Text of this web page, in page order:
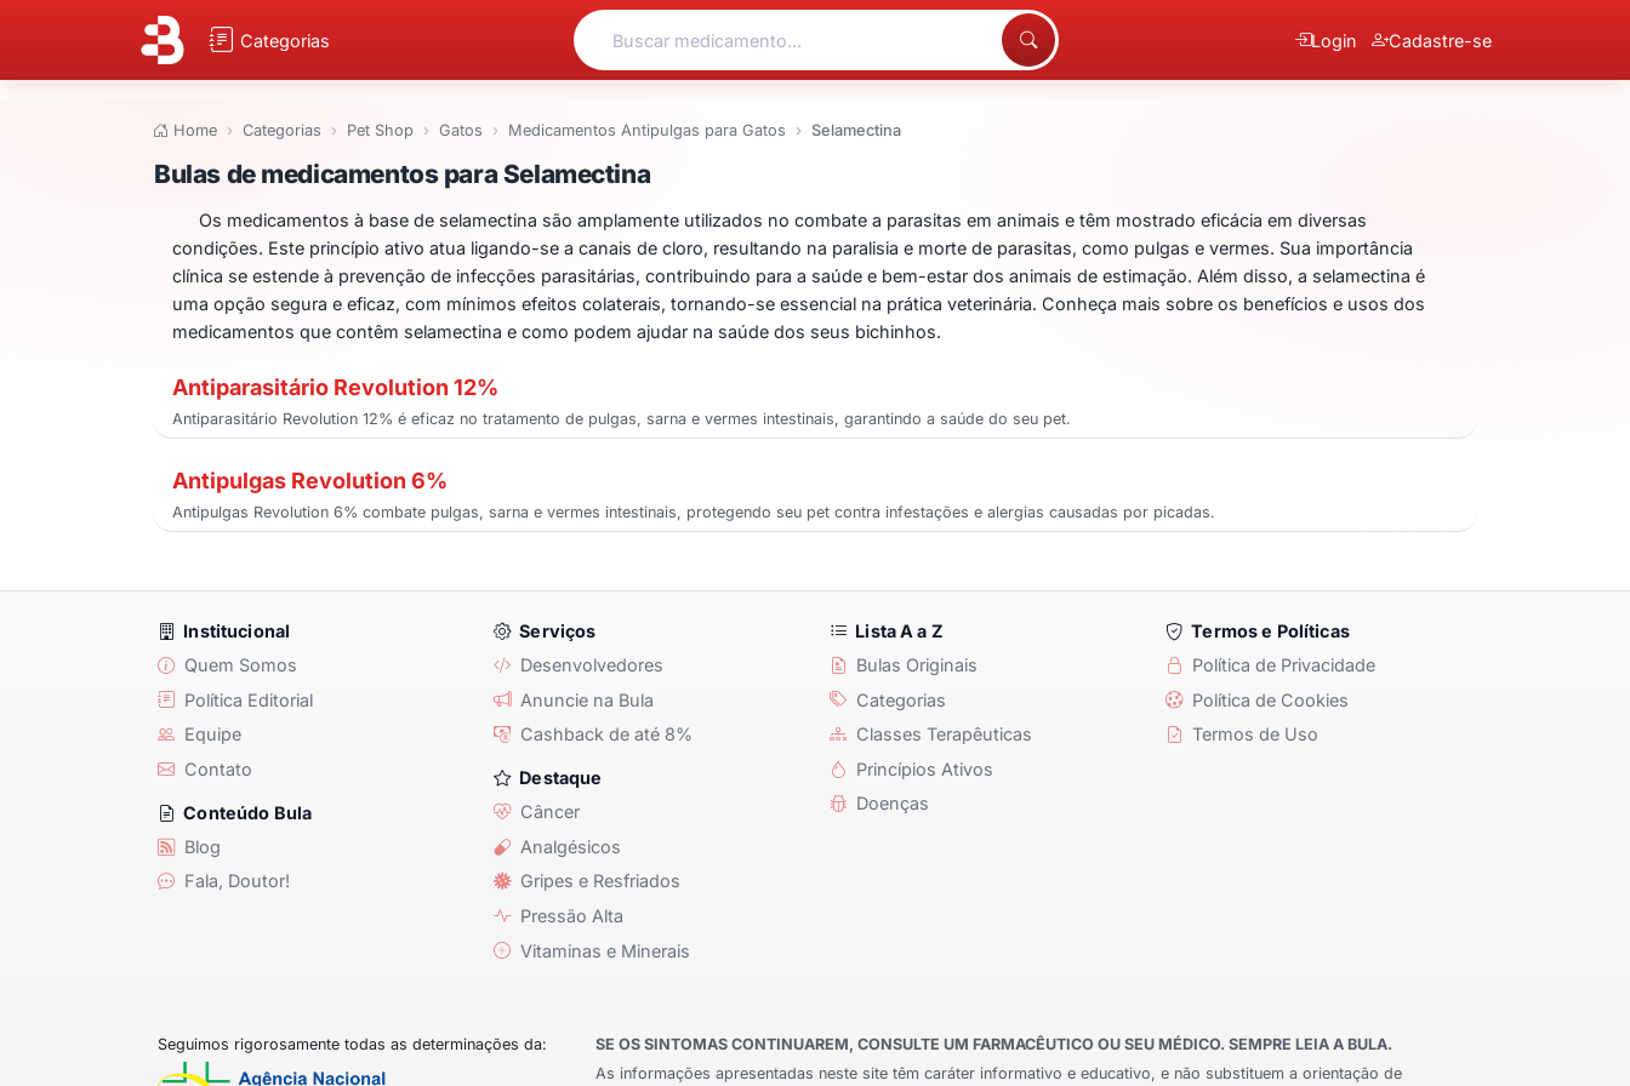
Categorias Login Cadastre-se
Home Categorias Pet Shop Gatos Medicamentos Antipulgas para Gatos Selamectina
Bulas de medicamentos para Selamectina
Bulas de medicamentos para Selamectina
Os medicamentos à base de selamectina são amplamente utilizados no combate a parasitas em animais e têm mostrado eficácia em diversas
condições. Este princípio ativo atua ligando-se a canais de cloro, resultando na paralisia e morte de parasitas, como pulgas e vermes. Sua importância
clínica se estende à prevenção de infecções parasitárias, contribuindo para a saúde e bem-estar dos animais de estimação. Além disso, a selamectina é
uma opção segura e eficaz, com mínimos efeitos colaterais, tornando-se essencial na prática veterinária. Conheça mais sobre os benefícios e usos dos
medicamentos que contêm selamectina e como podem ajudar na saúde dos seus bichinhos.
Antiparasitário Revolution 12%
Antiparasitário Revolution 12% é eficaz no tratamento de pulgas, sarna e vermes intestinais, garantindo a saúde do seu pet.
Antipulgas Revolution 6%
Antipulgas Revolution 6% combate pulgas, sarna e vermes intestinais, protegendo seu pet contra infestações e alergias causadas por picadas.
Institucional
Quem Somos
Política Editorial
Equipe
Contato
Conteúdo Bula
Blog
Fala, Doutor!
Serviços
Desenvolvedores
Anuncie na Bula
Cashback de até 8%
Destaque
Câncer
Analgésicos
Gripes e Resfriados
Pressão Alta
Vitaminas e Minerais
Lista A a Z
Bulas Originais
Categorias
Classes Terapêuticas
Princípios Ativos
Doenças
Termos e Políticas
Política de Privacidade
Política de Cookies
Termos de Uso
Seguimos rigorosamente todas as determinações da:
SE OS SINTOMAS CONTINUAREM, CONSULTE UM FARMACÊUTICO OU SEU MÉDICO. SEMPRE LEIA A BULA.
As informações apresentadas neste site têm caráter informativo e educativo, e não substituem a orientação de